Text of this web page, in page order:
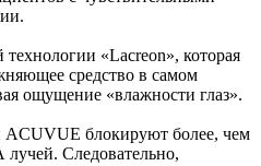
«Lacreon», которая
средство в самом
ощущение «влажности глаз».
ACUVUE блокируют более, чем
Следовательно,